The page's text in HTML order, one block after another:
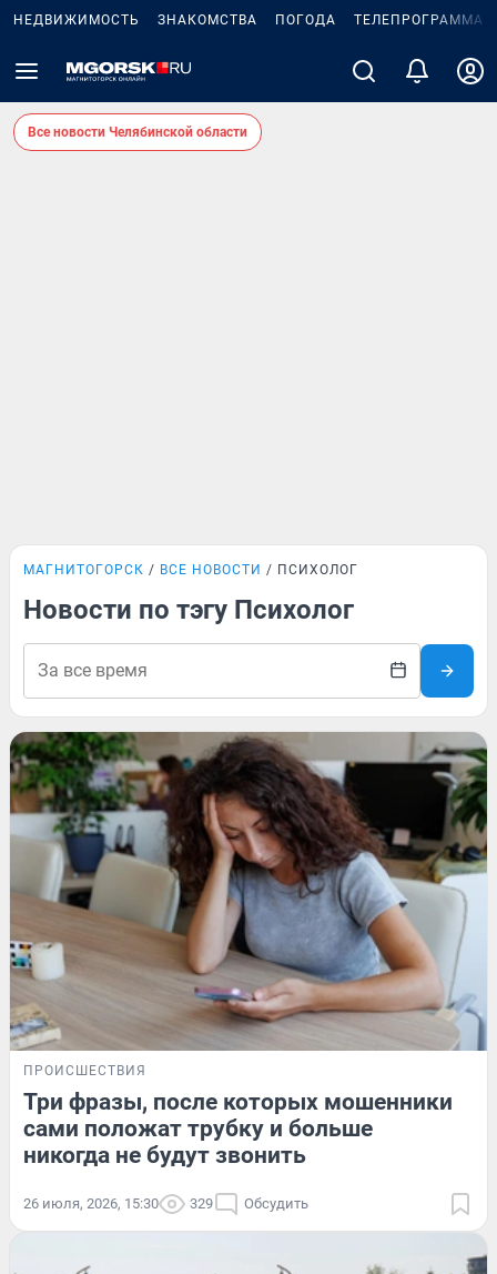
НЕДВИЖИМОСТЬ ЗНАКОМСТВА ПОГОДА ТЕЛЕПРОГРАММА
Все новости Челябинской области
МАГНИТОГОРСК ВСЕ НОВОСТИ ПСИХОЛОГ
Новости по тэгу Психолог
ПРОИСШЕСТВИЯ
Три фразы, после которых мошенники
сами положат трубку и больше
никогда не будут звонить
26 июля, 2026, 15:30 329 Обсудить